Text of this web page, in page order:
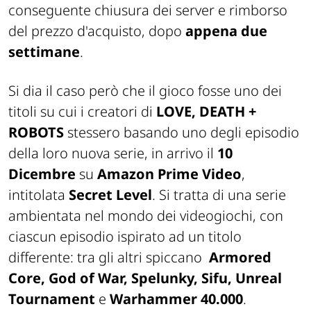
conseguente chiusura dei server e rimborso
del prezzo d'acquisto, dopo appena due
settimane.
Si dia il caso però che il gioco fosse uno dei
titoli su cui i creatori di LOVE, DEATH +
ROBOTS stessero basando uno degli episodio
della loro nuova serie, in arrivo il 10
Dicembre su Amazon Prime Video,
intitolata Secret Level. Si tratta di una serie
ambientata nel mondo dei videogiochi, con
ciascun episodio ispirato ad un titolo
differente: tra gli altri spiccano Armored
Core, God of War, Spelunky, Sifu, Unreal
Tournament e Warhammer 40.000.